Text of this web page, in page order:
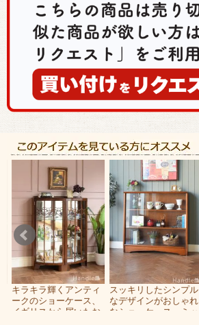
キラキラ輝くアンティ
ークのショーケース、
イギリスから届いたお
スッキリしたシンプル
なデザインがおしゃれ
なショーケース、ミッ